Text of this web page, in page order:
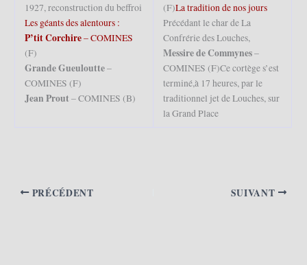
1927, reconstruction du beffroi
Les géants des alentours :
P’tit Corchire– COMINES
(F)
Grande Gueuloutte–
COMINES (F)
Jean Prout– COMINES (B)
(F)La tradition de nos jours
Précédant le char de La
Confrérie des Louches,
Messire de Commynes–
COMINES (F)Ce cortège s’est
terminé,à 17 heures, par le
traditionnel jet de Louches, sur
la Grand Place
PRÉCÉDENT SUIVANT